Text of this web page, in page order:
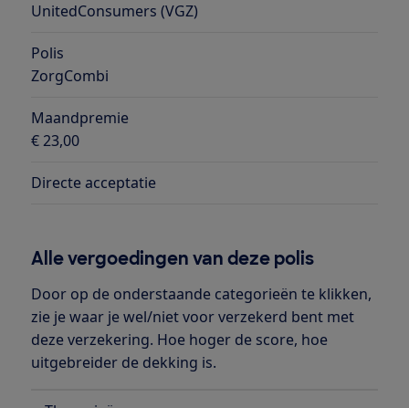
UnitedConsumers (VGZ)
Polis
ZorgCombi
Maandpremie
€ 23,00
Directe acceptatie
Alle vergoedingen van deze polis
Door op de onderstaande categorieën te klikken,
zie je waar je wel/niet voor verzekerd bent met
deze verzekering. Hoe hoger de score, hoe
uitgebreider de dekking is.